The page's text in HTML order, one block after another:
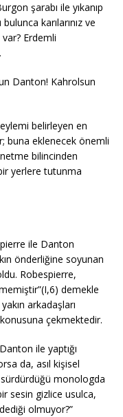
şarabı ile yıkanıp
karılarınız ve
var? Erdemli
Danton! Kahrolsun
belirleyen en
buna eklenecek önemli
bilincinden
yerlere tutunma
ile Danton
önderliğine soyunan
Robespierre,
demekle
arkadaşları
çekmektedir.
ile yaptığı
da, asıl kişisel
monologda
sesin gizlice usulca,
olmuyor?”